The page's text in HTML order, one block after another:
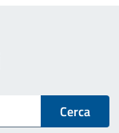
Cerca